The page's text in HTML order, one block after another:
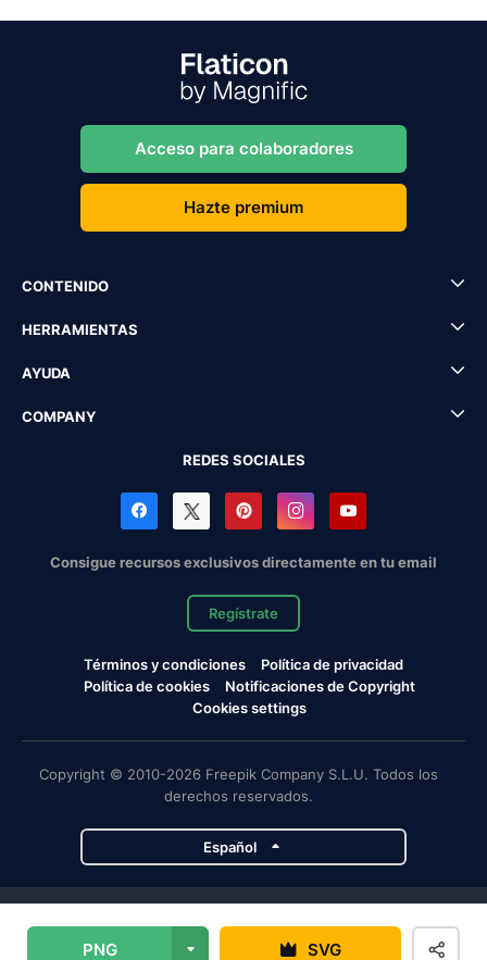
PNG SVG
Acceso para colaboradores
Hazte premium
CONTENIDO
HERRAMIENTAS
AYUDA
COMPANY
REDES SOCIALES
Consigue recursos exclusivos directamente en tu email
Regístrate
Términos y condiciones
Política de privacidad
Política de cookies
Notificaciones de Copyright
Cookies settings
Copyright © 2010-2026 Freepik Company S.L.U. Todos los
derechos reservados.
Español